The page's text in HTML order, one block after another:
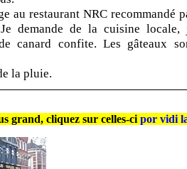
au restaurant NRC recommandé
demande de la cuisine locale,
canard confite. Les gâteaux
la pluie.
grand, cliquez sur celles-ci por vidi